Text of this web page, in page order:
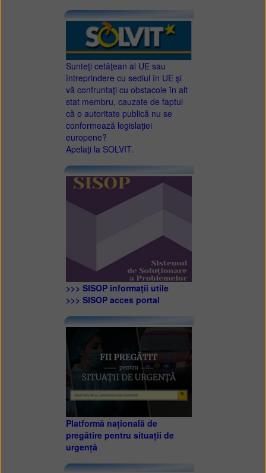
Sunteţi cetăţean al UE sau
întreprindere cu sediul în UE şi
vă confruntaţi cu obstacole în alt
stat membru, cauzate de faptul
că o autoritate publică nu se
conformează legislaţiei
europene?
Apelaţi la SOLVIT.
>>> SISOP informaţii utile
>>> SISOP acces portal
Platformă națională de
pregătire pentru situații de
urgență